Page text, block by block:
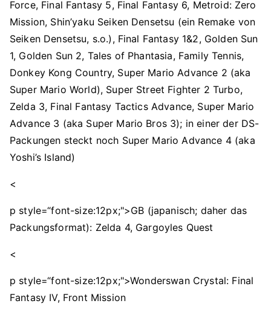
Force, Final Fantasy 5, Final Fantasy 6, Metroid: Zero
Mission, Shin’yaku Seiken Densetsu (ein Remake von
Seiken Densetsu, s.o.), Final Fantasy 1&2, Golden Sun
1, Golden Sun 2, Tales of Phantasia, Family Tennis,
Donkey Kong Country, Super Mario Advance 2 (aka
Super Mario World), Super Street Fighter 2 Turbo,
Zelda 3, Final Fantasy Tactics Advance, Super Mario
Advance 3 (aka Super Mario Bros 3); in einer der DS-
Packungen steckt noch Super Mario Advance 4 (aka
Yoshi’s Island)
<
p style=“font-size:12px;">GB (japanisch; daher das
Packungsformat): Zelda 4, Gargoyles Quest
<
p style=“font-size:12px;">Wonderswan Crystal: Final
Fantasy IV, Front Mission